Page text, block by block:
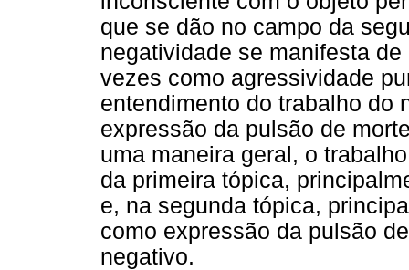
que se dão no campo da
negatividade se manifesta
vezes como agressividade
entendimento do trabalho do
expressão da pulsão de
uma maneira geral, o
da primeira tópica,
e, na segunda tópica,
como expressão da pulsão
negativo.